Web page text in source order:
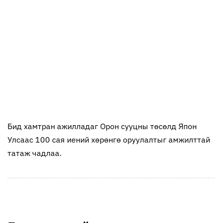
Бид хамтран ажилладаг Орон сууцны төсөлд Япон
Улсаас 100 сая иений хөрөнгө оруулалтыг амжилттай
татаж чадлаа.